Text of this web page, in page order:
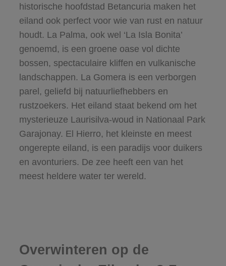
historische hoofdstad Betancuria maken het
eiland ook perfect voor wie van rust en natuur
houdt. La Palma, ook wel ‘La Isla Bonita’
genoemd, is een groene oase vol dichte
bossen, spectaculaire kliffen en vulkanische
landschappen. La Gomera is een verborgen
parel, geliefd bij natuurliefhebbers en
rustzoekers. Het eiland staat bekend om het
mysterieuze Laurisilva-woud in Nationaal Park
Garajonay. El Hierro, het kleinste en meest
ongerepte eiland, is een paradijs voor duikers
en avonturiers. De zee heeft een van het
meest heldere water ter wereld.
Overwinteren op de